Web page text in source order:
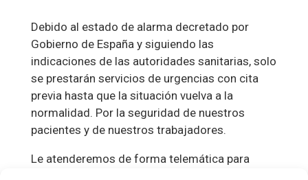
Debido al estado de alarma decretado por
Gobierno de España y siguiendo las
indicaciones de las autoridades sanitarias, solo
se prestarán servicios de urgencias con cita
previa hasta que la situación vuelva a la
normalidad. Por la seguridad de nuestros
pacientes y de nuestros trabajadores.
Le atenderemos de forma telemática para